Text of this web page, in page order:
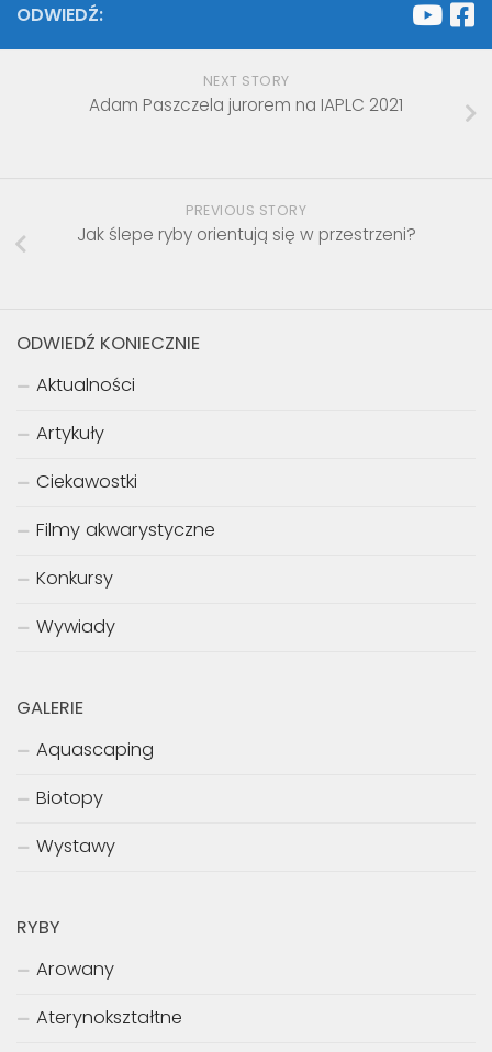
ODWIEDŹ:
NEXT STORY
Adam Paszczela jurorem na IAPLC 2021
PREVIOUS STORY
Jak ślepe ryby orientują się w przestrzeni?
ODWIEDŹ KONIECZNIE
Aktualności
Artykuły
Ciekawostki
Filmy akwarystyczne
Konkursy
Wywiady
GALERIE
Aquascaping
Biotopy
Wystawy
RYBY
Arowany
Aterynokształtne